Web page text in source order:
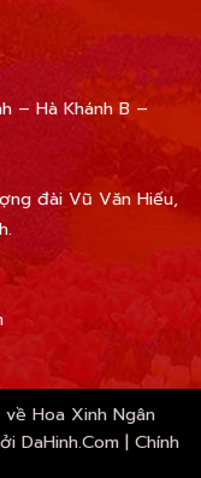
– Hà Khánh B –
đài Vũ Văn Hiếu,
Hoa Xinh Ngân
DaHinh.Com| Chính